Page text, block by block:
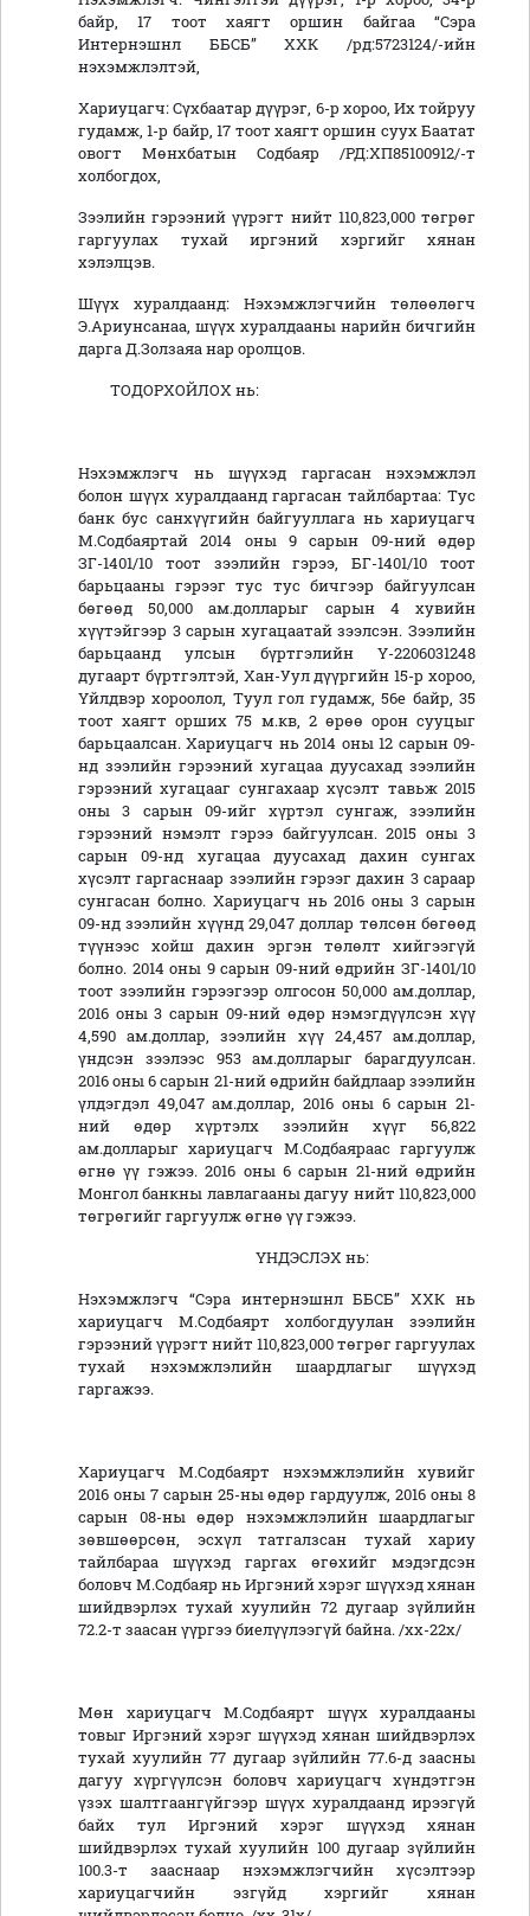
байр, 17 тоот хаягт оршин байгаа “Сэра
Интернэшнл ББСБ” ХХК /рд:5723124/-ийн
нэхэмжлэлтэй,
Хариуцагч: Сүхбаатар дүүрэг, 6-р хороо, Их тойруу
гудамж, 1-р байр, 17 тоот хаягт оршин суух Баатат
овогт Мөнхбатын Содбаяр /РД:ХП85100912/-т
холбогдох,
Зээлийн гэрээний үүрэгт нийт 110,823,000 төгрөг
гаргуулах тухай иргэний хэргийг хянан
хэлэлцэв.
Шүүх хуралдаанд: Нэхэмжлэгчийн төлөөлөгч
Э.Ариунсанаа, шүүх хуралдааны нарийн бичгийн
дарга Д.Золзаяа нар оролцов.
ТОДОРХОЙЛОХ нь:
Нэхэмжлэгч нь шүүхэд гаргасан нэхэмжлэл
болон шүүх хуралдаанд гаргасан тайлбартаа: Тус
банк бус санхүүгийн байгууллага нь хариуцагч
М.Содбаяртай 2014 оны 9 сарын 09-ний өдөр
ЗГ-1401/10 тоот зээлийн гэрээ, БГ-1401/10 тоот
барьцааны гэрээг тус тус бичгээр байгуулсан
бөгөөд 50,000 ам.долларыг сарын 4 хувийн
хүүтэйгээр 3 сарын хугацаатай зээлсэн. Зээлийн
барьцаанд улсын бүртгэлийн Ү-2206031248
дугаарт бүртгэлтэй, Хан-Уул дүүргийн 15-р хороо,
Үйлдвэр хороолол, Туул гол гудамж, 56е байр, 35
тоот хаягт орших 75 м.кв, 2 өрөө орон сууцыг
барьцаалсан. Хариуцагч нь 2014 оны 12 сарын 09-
нд зээлийн гэрээний хугацаа дуусахад зээлийн
гэрээний хугацааг сунгахаар хүсэлт тавьж 2015
оны 3 сарын 09-ийг хүртэл сунгаж, зээлийн
гэрээний нэмэлт гэрээ байгуулсан. 2015 оны 3
сарын 09-нд хугацаа дуусахад дахин сунгах
хүсэлт гаргаснаар зээлийн гэрээг дахин 3 сараар
сунгасан болно. Хариуцагч нь 2016 оны 3 сарын
09-нд зээлийн хүүнд 29,047 доллар төлсөн бөгөөд
түүнээс хойш дахин эргэн төлөлт хийгээгүй
болно. 2014 оны 9 сарын 09-ний өдрийн ЗГ-1401/10
тоот зээлийн гэрээгээр олгосон 50,000 ам.доллар,
2016 оны 3 сарын 09-ний өдөр нэмэгдүүлсэн хүү
4,590 ам.доллар, зээлийн хүү 24,457 ам.доллар,
үндсэн зээлээс 953 ам.долларыг барагдуулсан.
2016 оны 6 сарын 21-ний өдрийн байдлаар зээлийн
үлдэгдэл 49,047 ам.доллар, 2016 оны 6 сарын 21-
ний өдөр хүртэлх зээлийн хүүг 56,822
ам.долларыг хариуцагч М.Содбаяраас гаргуулж
өгнө үү гэжээ. 2016 оны 6 сарын 21-ний өдрийн
Монгол банкны лавлагааны дагуу нийт 110,823,000
төгрөгийг гаргуулж өгнө үү гэжээ.
ҮНДЭСЛЭХ нь:
Нэхэмжлэгч “Сэра интернэшнл ББСБ” ХХК нь
хариуцагч М.Содбаярт холбогдуулан зээлийн
гэрээний үүрэгт нийт 110,823,000 төгрөг гаргуулах
тухай нэхэмжлэлийн шаардлагыг шүүхэд
гаргажээ.
Хариуцагч М.Содбаярт нэхэмжлэлийн хувийг
2016 оны 7 сарын 25-ны өдөр гардуулж, 2016 оны 8
сарын 08-ны өдөр нэхэмжлэлийн шаардлагыг
зөвшөөрсөн, эсхүл татгалзсан тухай хариу
тайлбараа шүүхэд гаргах өгөхийг мэдэгдсэн
боловч М.Содбаяр нь Иргэний хэрэг шүүхэд хянан
шийдвэрлэх тухай хуулийн 72 дугаар зүйлийн
72.2-т заасан үүргээ биелүүлээгүй байна. /хх-22х/
Мөн хариуцагч М.Содбаярт шүүх хуралдааны
товыг Иргэний хэрэг шүүхэд хянан шийдвэрлэх
тухай хуулийн 77 дугаар зүйлийн 77.6-д заасны
дагуу хүргүүлсэн боловч хариуцагч хүндэтгэн
үзэх шалтгаангүйгээр шүүх хуралдаанд ирээгүй
байх тул Иргэний хэрэг шүүхэд хянан
шийдвэрлэх тухай хуулийн 100 дугаар зүйлийн
100.3-т зааснаар нэхэмжлэгчийн хүсэлтээр
хариуцагчийн эзгүйд хэргийг хянан